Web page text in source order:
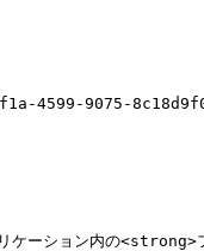
6f1a-4599-9075-
ション内の<strong>